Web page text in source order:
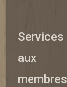
Services
aux
membres